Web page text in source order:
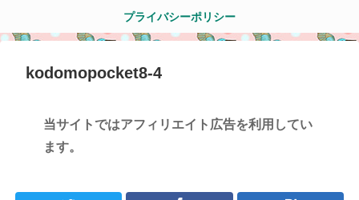
プライバシーポリシー
kodomopocket8-4
当サイトではアフィリエイト広告を利用してい
ます。